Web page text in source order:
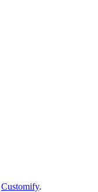
Customify.